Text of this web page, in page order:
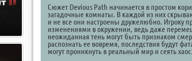
Сюжет Devious Path начинается в простом
загадочные комнаты. В каждой из них
и не все они настроены дружелюбно. Игроку
изменениями в окружении, ведь даже
неожиданная тень могут быть признаком
распознать ее вовремя, последствия будут
могут проникнуть в реальный мир и сеять хаос.